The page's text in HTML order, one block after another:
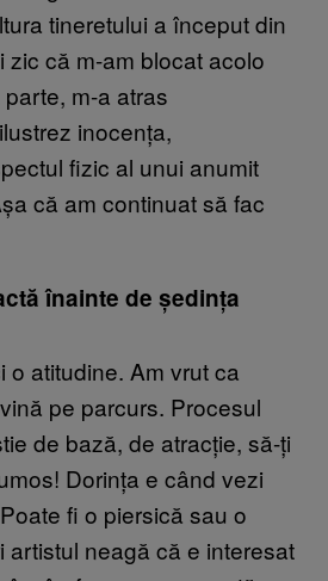
tineretului a început din
zic că m-am blocat acolo
m-a atras
inocența,
fizic al unui anumit
că am continuat să fac
înainte de ședința
o atitudine. Am vrut ca
pe parcurs. Procesul
de bază, de atracție, să-ți
Dorința e când vezi
fi o piersică sau o
artistul neagă că e interesat